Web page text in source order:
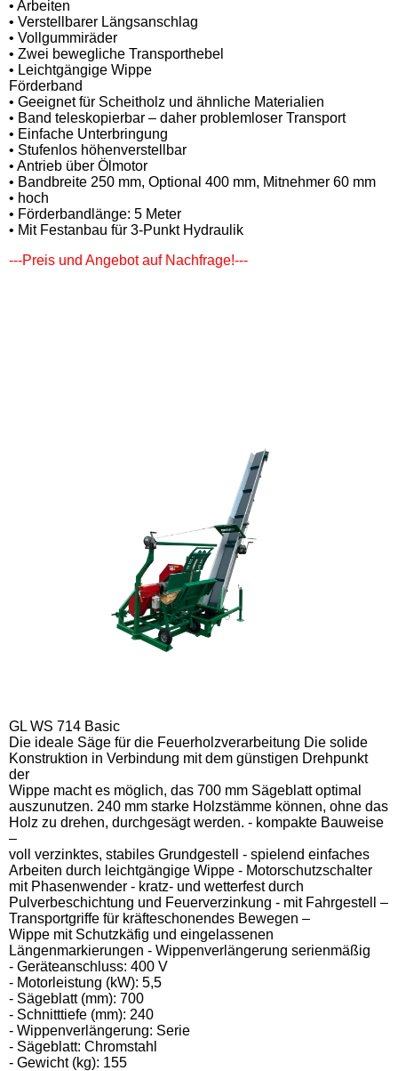
• Arbeiten
• Verstellbarer Längsanschlag
• Vollgummiräder
• Zwei bewegliche Transporthebel
• Leichtgängige Wippe
Förderband
• Geeignet für Scheitholz und ähnliche Materialien
• Band teleskopierbar – daher problemloser Transport
• Einfache Unterbringung
• Stufenlos höhenverstellbar
• Antrieb über Ölmotor
• Bandbreite 250 mm, Optional 400 mm, Mitnehmer 60 mm
• hoch
• Förderbandlänge: 5 Meter
• Mit Festanbau für 3-Punkt Hydraulik
---Preis und Angebot auf Nachfrage!---
GL WS 714 Basic
Die ideale Säge für die Feuerholzverarbeitung Die solide
Konstruktion in Verbindung mit dem günstigen Drehpunkt
der
Wippe macht es möglich, das 700 mm Sägeblatt optimal
auszunutzen. 240 mm starke Holzstämme können, ohne das
Holz zu drehen, durchgesägt werden. - kompakte Bauweise
–
voll verzinktes, stabiles Grundgestell - spielend einfaches
Arbeiten durch leichtgängige Wippe - Motorschutzschalter
mit Phasenwender - kratz- und wetterfest durch
Pulverbeschichtung und Feuerverzinkung - mit Fahrgestell –
Transportgriffe für kräfteschonendes Bewegen –
Wippe mit Schutzkäfig und eingelassenen
Längenmarkierungen - Wippenverlängerung serienmäßig
- Geräteanschluss: 400 V
- Motorleistung (kW): 5,5
- Sägeblatt (mm): 700
- Schnitttiefe (mm): 240
- Wippenverlängerung: Serie
- Sägeblatt: Chromstahl
- Gewicht (kg): 155